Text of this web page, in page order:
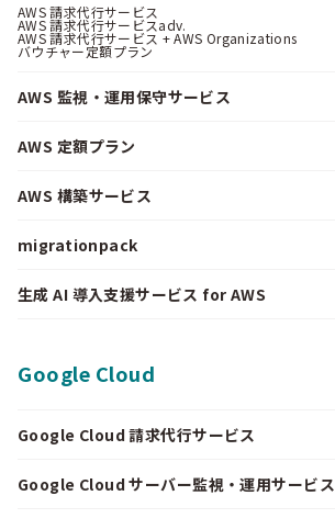
AWS 請求代行サービス
AWS 請求代行サービスadv.
AWS 請求代行サービス + AWS Organizations
バウチャー定額プラン
AWS 監視・運用保守サービス
AWS 定額プラン
AWS 構築サービス
migrationpack
生成 AI 導入支援サービス for AWS
Google Cloud
Google Cloud 請求代行サービス
Google Cloud サーバー監視・運用サービス